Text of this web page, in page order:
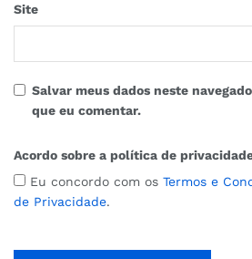
Site
Salvar meus dados neste
que eu comentar.
Acordo sobre a política de
Eu concordo com os Termos e
de Privacidade.